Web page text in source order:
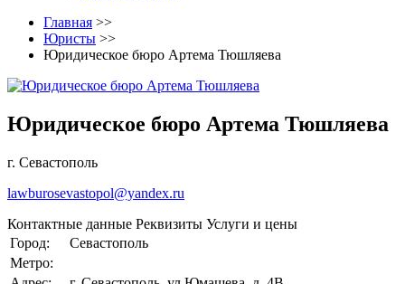
Главная >>
Юристы >>
Юридическое бюро Артема Тюшляева
Юридическое бюро Артема Тюшляева
г. Севастополь
lawburosevastopol@yandex.ru
Контактные данные Реквизиты Услуги и цены
Город:
Севастополь
Метро: